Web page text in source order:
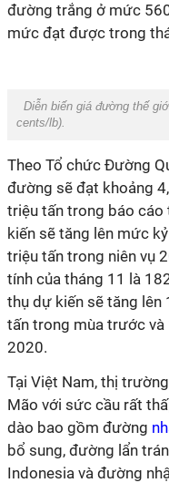
đường trắng ở mức
mức đạt được trong
Diễn biến giá đường thế
cents/lb).
Theo Tổ chức Đường
đường sẽ đạt khoảng
triệu tấn trong báo
kiến ​​sẽ tăng lên mức
triệu tấn trong niên vụ
tính của tháng 11 là
thụ dự kiến ​​sẽ tăng lên
tấn trong mùa trước
2020.
Tại Việt Nam, thị
Mão với sức cầu rất
dào bao gồm đường
bổ sung, đường lẩn
Indonesia và đường